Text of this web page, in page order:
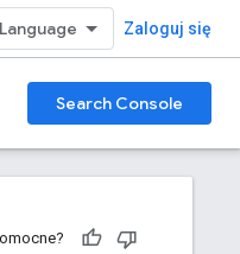
Zaloguj się
Search Console